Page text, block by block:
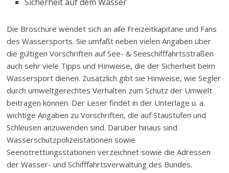
Die Broschüre wendet sich an alle Freizeitkapitäne und Fans
des Wassersports. Sie umfaßt neben vielen Angaben über
die gültigen Vorschriften auf See- & Seeschifffahrtsstraßen
auch sehr viele Tipps und Hinweise, die der Sicherheit beim
Wassersport dienen. Zusätzlich gibt sie Hinweise, wie Segler
durch umweltgerechtes Verhalten zum Schutz der Umwelt
beitragen können. Der Leser findet in der Unterlage u. a.
wichtige Angaben zu Vorschriften, die auf Staustufen und
Schleusen anzuwenden sind. Darüber hinaus sind
Wasserschutzpolizeistationen sowie
Seenotrettungsstationen verzeichnet sowie die Adressen
der Wasser- und Schifffahrtsverwaltung des Bundes.